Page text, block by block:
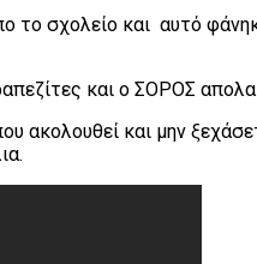
το σχολείο και αυτό
και ο ΣΟΡΟΣ
ακολουθεί και μην